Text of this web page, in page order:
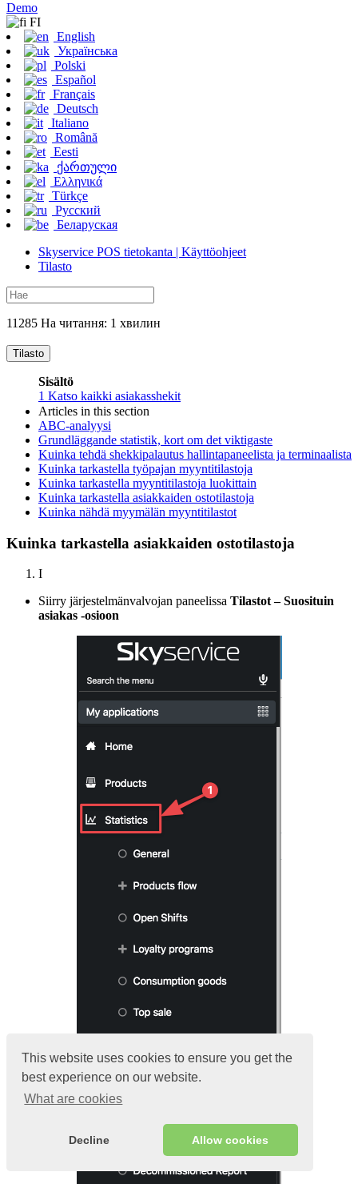
This website uses cookies to ensure you get the
best experience on our website.
What are cookies
Decline Allow cookies
Demo
FI
English
Українська
Polski
Español
Français
Deutsch
Italiano
Română
Eesti
ქართული
Ελληνικά
Türkçe
Русский
Беларуская
Skyservice POS tietokanta | Käyttöohjeet
Tilasto
11285 На читання: 1 хвилин
Tilasto
Sisältö
1 Katso kaikki asiakasshekit
Articles in this section
ABC-analyysi
Grundläggande statistik, kort om det viktigaste
Kuinka tehdä shekkipalautus hallintapaneelista ja terminaalista
Kuinka tarkastella työpajan myyntitilastoja
Kuinka tarkastella myyntitilastoja luokittain
Kuinka tarkastella asiakkaiden ostotilastoja
Kuinka nähdä myymälän myyntitilastot
Kuinka tarkastella asiakkaiden ostotilastoja
I
Siirry järjestelmänvalvojan paneelissa Tilastot – Suosituin
asiakas -osioon